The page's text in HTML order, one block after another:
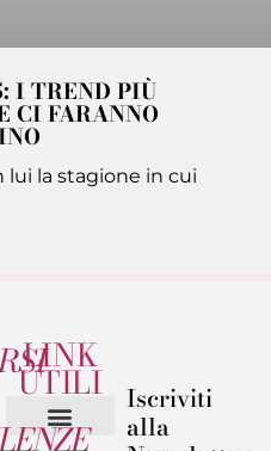
I TREND PIÙ
CI FARANNO
lui la stagione in cui
LINK
UTILI Iscriviti
alla